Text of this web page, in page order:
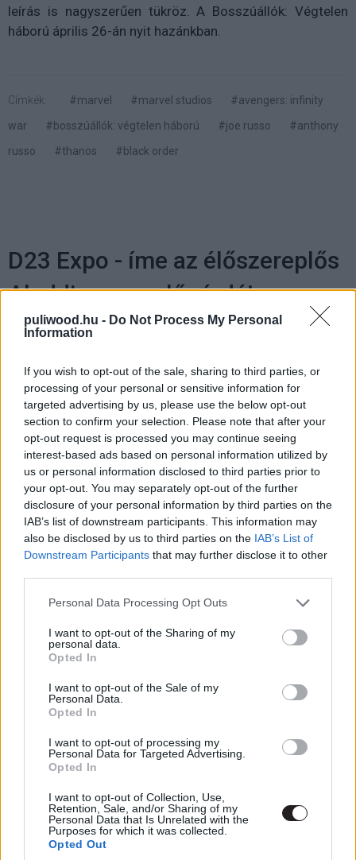
puliwood.hu - Do Not Process My Personal
Information
If you wish to opt-out of the sale, sharing to third parties, or
processing of your personal or sensitive information for
targeted advertising by us, please use the below opt-out
section to confirm your selection. Please note that after your
opt-out request is processed you may continue seeing
interest-based ads based on personal information utilized by
us or personal information disclosed to third parties prior to
your opt-out. You may separately opt-out of the further
disclosure of your personal information by third parties on the
IAB’s list of downstream participants. This information may
also be disclosed by us to third parties on the IAB’s List of
Downstream Participants that may further disclose it to other
Please note that this website/app uses one or more Google
not limited to your visit or usage behaviour. You may click to
grant or deny consent to Google and its third-party tags to
use your data for below specified purposes in below Google
consent section.
Personal Data Processing Opt Outs
I want to opt-out of the Sharing of my
personal data.
Opted In
I want to opt-out of the Sale of my
Personal Data.
Opted In
I want to opt-out of processing my
Personal Data for Targeted Advertising.
Opted In
I want to opt-out of Collection, Use,
Retention, Sale, and/or Sharing of my
Personal Data that Is Unrelated with the
Purposes for which it was collected.
Opted Out
leírás is nagyszerűen tükröz. A Bosszúállók: Végtelen
háború április 26-án nyit hazánkban.
Címkék: #marvel #marvel studios
#avengers: infinity
war
#bosszúállók: végtelen háború #joe russo
#anthony
russo
#thanos #black order
D23 Expo - íme az élőszereplős
Aladdin szereplőgárdája
Szabó Dániel|2017 július 15. 23:00
A Disney folytatja klasszikus rajzfilmjeinek
feldolgozását élszereplős verzióban, az egyik
legújabb projekt pedig az Aladdin, amelyhez
nem akármilyen csapatot verbuváltak.
Pár napja számoltunk be róla, hogy a Disney állítólag
tanácstalan az Aladdin főszereplőivelkapcsolatban,
hiszen rengeteg színészt hallgattak már meg a kultikus
figurák kapcsán, de még nem tudtak választani közülük.
A D23 Expóra viszont már a stáb bejelentésével érkeztek
bemutassuk a csapatot.
A Disney hivatalos bejelentése alapján az élőszereplős
Aladdin filmben Mena Massoud (Jack Ryan, The 99, Open
Heart) alakítja a címszereplőt, Naomi Scott (Power
Rangers, Terra Nova, A harminchármak) pedig Jázmint
kelti majd életre. A stúdió egyúttal megerősítette, hogy
valóban Will Smith bújik majd Dzsini bőrébe, bár a
színész valószínűleg - és remélhetőleg - csak az
orgánumát adja majd a karakterhez. A rendezői